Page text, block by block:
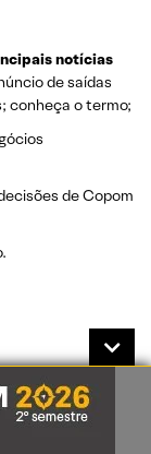
notícias
de saídas
conheça o termo;
de Copom
de
da
07/05